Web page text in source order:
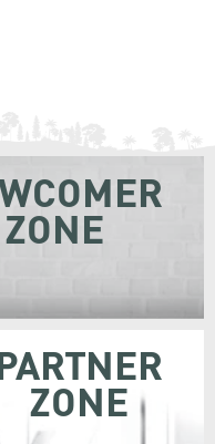
ZONE
ZONE